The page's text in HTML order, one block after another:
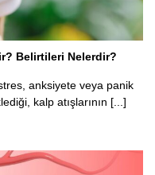
Belirtileri Nelerdir?
anksiyete veya panik
kalp atışlarının [...]